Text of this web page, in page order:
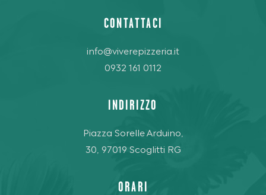
CONTATTACI
info@viverepizzeria.it
0932 161 0112
INDIRIZZO
Piazza Sorelle Arduino,
30, 97019 Scoglitti RG
ORARI